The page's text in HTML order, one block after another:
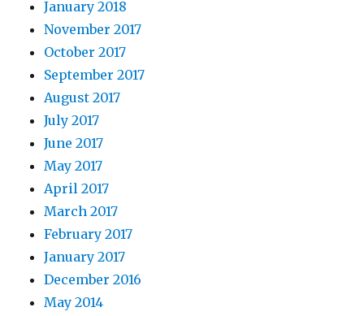
January 2018
November 2017
October 2017
September 2017
August 2017
July 2017
June 2017
May 2017
April 2017
March 2017
February 2017
January 2017
December 2016
May 2014